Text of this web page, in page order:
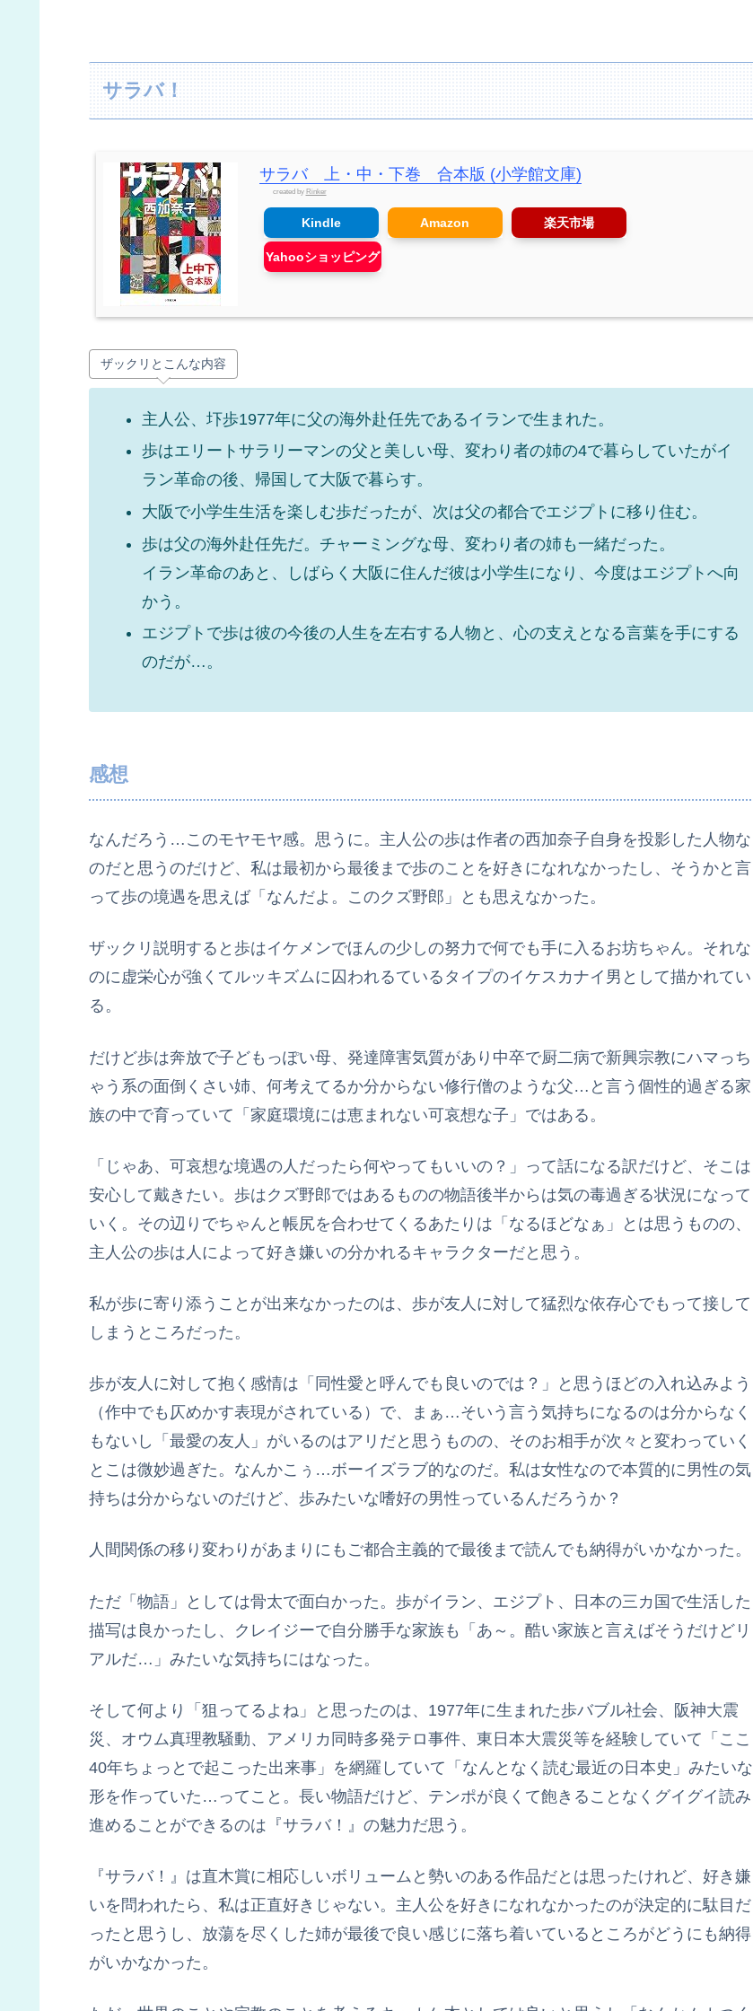
サラバ！
サラバ 上・中・下巻 合本版 (小学館文庫)
created by Rinker
Kindle Amazon 楽天市場
Yahooショッピング
ザックリとこんな内容
主人公、圷歩1977年に父の海外赴任先であるイランで生まれた。
歩はエリートサラリーマンの父と美しい母、変わり者の姉の4で暮らしていたがイ
ラン革命の後、帰国して大阪で暮らす。
大阪で小学生生活を楽しむ歩だったが、次は父の都合でエジプトに移り住む。
歩は父の海外赴任先だ。チャーミングな母、変わり者の姉も一緒だった。
イラン革命のあと、しばらく大阪に住んだ彼は小学生になり、今度はエジプトへ向
かう。
エジプトで歩は彼の今後の人生を左右する人物と、心の支えとなる言葉を手にする
のだが…。
感想
なんだろう…このモヤモヤ感。思うに。主人公の歩は作者の西加奈子自身を投影した人物な
のだと思うのだけど、私は最初から最後まで歩のことを好きになれなかったし、そうかと言
って歩の境遇を思えば「なんだよ。このクズ野郎」とも思えなかった。
ザックリ説明すると歩はイケメンでほんの少しの努力で何でも手に入るお坊ちゃん。それな
のに虚栄心が強くてルッキズムに囚われるているタイプのイケスカナイ男として描かれてい
る。
だけど歩は奔放で子どもっぽい母、発達障害気質があり中卒で厨二病で新興宗教にハマっち
ゃう系の面倒くさい姉、何考えてるか分からない修行僧のような父…と言う個性的過ぎる家
族の中で育っていて「家庭環境には恵まれない可哀想な子」ではある。
「じゃあ、可哀想な境遇の人だったら何やってもいいの？」って話になる訳だけど、そこは
安心して戴きたい。歩はクズ野郎ではあるものの物語後半からは気の毒過ぎる状況になって
いく。その辺りでちゃんと帳尻を合わせてくるあたりは「なるほどなぁ」とは思うものの、
主人公の歩は人によって好き嫌いの分かれるキャラクターだと思う。
私が歩に寄り添うことが出来なかったのは、歩が友人に対して猛烈な依存心でもって接して
しまうところだった。
歩が友人に対して抱く感情は「同性愛と呼んでも良いのでは？」と思うほどの入れ込みよう
（作中でも仄めかす表現がされている）で、まぁ…そいう言う気持ちになるのは分からなく
もないし「最愛の友人」がいるのはアリだと思うものの、そのお相手が次々と変わっていく
とこは微妙過ぎた。なんかこぅ…ボーイズラブ的なのだ。私は女性なので本質的に男性の気
持ちは分からないのだけど、歩みたいな嗜好の男性っているんだろうか？
人間関係の移り変わりがあまりにもご都合主義的で最後まで読んでも納得がいかなかった。
ただ「物語」としては骨太で面白かった。歩がイラン、エジプト、日本の三カ国で生活した
描写は良かったし、クレイジーで自分勝手な家族も「あ～。酷い家族と言えばそうだけどリ
アルだ…」みたいな気持ちにはなった。
そして何より「狙ってるよね」と思ったのは、1977年に生まれた歩バブル社会、阪神大震
災、オウム真理教騒動、アメリカ同時多発テロ事件、東日本大震災等を経験していて「ここ
40年ちょっとで起こった出来事」を網羅していて「なんとなく読む最近の日本史」みたいな
形を作っていた…ってこと。長い物語だけど、テンポが良くて飽きることなくグイグイ読み
進めることができるのは『サラバ！』の魅力だ思う。
『サラバ！』は直木賞に相応しいボリュームと勢いのある作品だとは思ったけれど、好き嫌
いを問われたら、私は正直好きじゃない。主人公を好きになれなかったのが決定的に駄目だ
ったと思うし、放蕩を尽くした姉が最後で良い感じに落ち着いているところがどうにも納得
がいかなかった。